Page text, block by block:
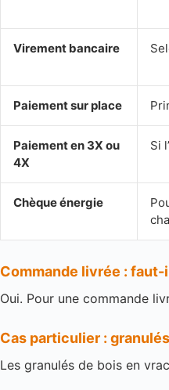
Virement bancaire
Paiement sur place
Paiement en 3X ou
4X
Si
Chèque énergie
Commande livrée :
Oui. Pour une commande
Cas particulier :
Les granulés de bois en